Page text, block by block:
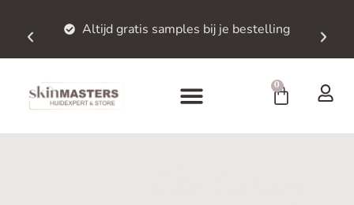
Altijd gratis samples bij je bestelling
0